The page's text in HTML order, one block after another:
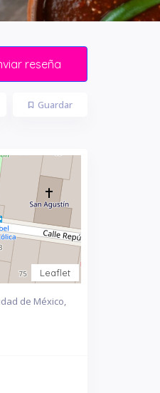
reseña
Guardar
Leaflet
de México,